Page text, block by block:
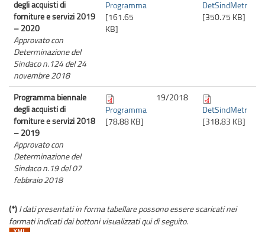
degli acquisti di
forniture e servizi 2019
– 2020
Approvato con
Determinazione del
Sindaco n.124 del 24
novembre 2018
Programma
[161.65
KB]
DetSindMetr
[350.75 KB]
Programma biennale
degli acquisti di
forniture e servizi 2018
– 2019
Approvato con
Determinazione del
Sindaco n.19 del 07
febbraio 2018
Programma
[78.88 KB]
19/2018
DetSindMetr
[318.83 KB]
(*) I dati presentati in forma tabellare possono essere scaricati nei
formati indicati dai bottoni visualizzati qui di seguito.